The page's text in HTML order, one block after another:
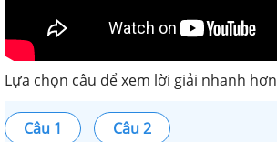
Lựa chọn câu để xem lời giải nhanh hơn
Câu 1 Câu 2